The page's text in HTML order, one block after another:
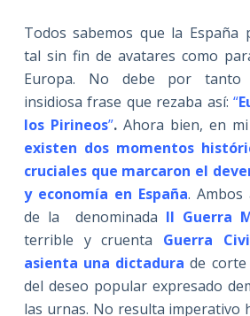
Todos sabemos que la España
tal sin fin de avatares como
Europa. No debe por tanto
insidiosa frase que rezaba así:“
los Pirineos”.Ahora bien, en
existen dos momentos
cruciales que marcaron el
y economía en España. Ambos
de la denominada II Guerra
terrible y cruenta Guerra
asienta una dictadura de
del deseo popular expresado
las urnas. No resulta imperativo